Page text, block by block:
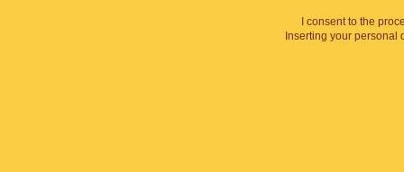
I consent to the
Inserting your personal